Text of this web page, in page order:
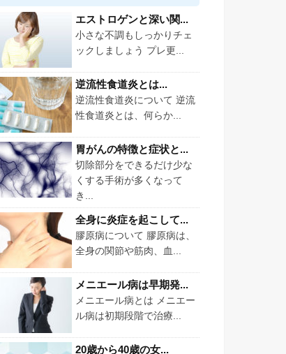
エストロゲンと深い関...
小さな不調もしっかりチェ
ックしましょう プレ更...
逆流性食道炎とは...
逆流性食道炎について 逆流
性食道炎とは、何らか...
胃がんの特徴と症状と...
切除部分をできるだけ少な
くする手術が多くなって
き...
全身に炎症を起こして...
膠原病について 膠原病は、
全身の関節や筋肉、血...
メニエール病は早期発...
メニエール病とは メニエー
ル病は初期段階で治療...
20歳から40歳の女...